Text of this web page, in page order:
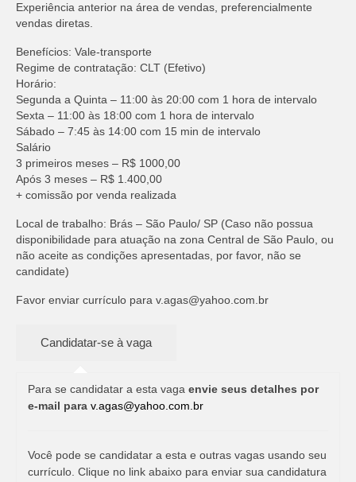
Experiência anterior na área de vendas, preferencialmente
vendas diretas.
Benefícios: Vale-transporte
Regime de contratação: CLT (Efetivo)
Horário:
Segunda a Quinta – 11:00 às 20:00 com 1 hora de intervalo
Sexta – 11:00 às 18:00 com 1 hora de intervalo
Sábado – 7:45 às 14:00 com 15 min de intervalo
Salário
3 primeiros meses – R$ 1000,00
Após 3 meses – R$ 1.400,00
+ comissão por venda realizada
Local de trabalho: Brás – São Paulo/ SP (Caso não possua
disponibilidade para atuação na zona Central de São Paulo, ou
não aceite as condições apresentadas, por favor, não se
candidate)
Favor enviar currículo para v.agas@yahoo.com.br
Para se candidatar a esta vaga envie seus detalhes por
e-mail para v.agas@yahoo.com.br
Você pode se candidatar a esta e outras vagas usando seu
currículo. Clique no link abaixo para enviar sua candidatura